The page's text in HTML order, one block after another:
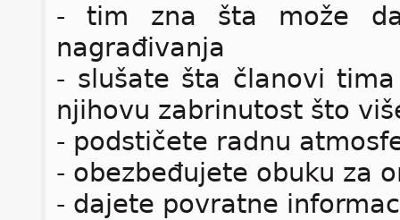
- tim zna šta može
nagrađivanja
- slušate šta članovi
njihovu zabrinutost što
- podstičete radnu
- obezbeđujete obuku za
- dajete povratne